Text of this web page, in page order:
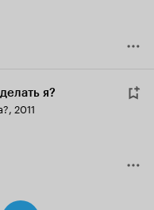
я?
, 2011